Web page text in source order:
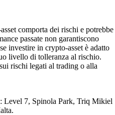
comporta dei rischi e potrebbe
passate non garantiscono
investire in crypto-asset è adatto
livello di tolleranza al rischio.
rischi legati al trading o alla
Level 7, Spinola Park, Triq Mikiel